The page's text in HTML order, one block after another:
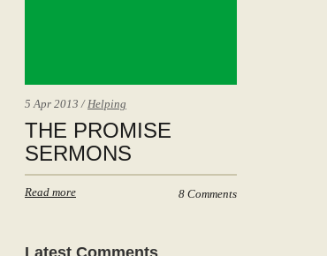
5 Apr 2013 / Helping
THE PROMISE
SERMONS
Read more 8 Comments
Latest Comments